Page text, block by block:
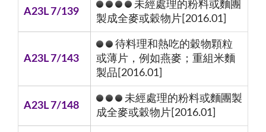
A23L 7/139
未經處理的粉料或麵團
製成全麥或穀物片[2016.01]
A23L 7/143
待料理和熱吃的穀物顆粒
或薄片，例如燕麥；重組米麵
製品[2016.01]
A23L 7/148
未經處理的粉料或麵團製
成全麥或穀物片[2016.01]